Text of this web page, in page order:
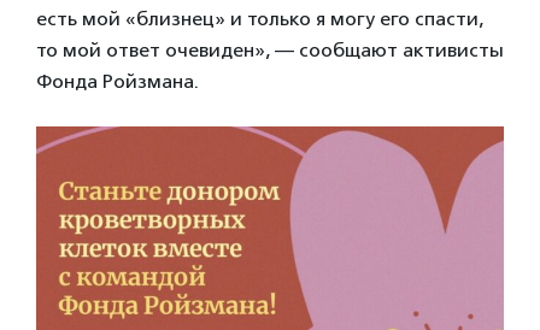
есть мой «близнец» и только я могу его спасти,
то мой ответ очевиден», — сообщают активисты
Фонда Ройзмана.